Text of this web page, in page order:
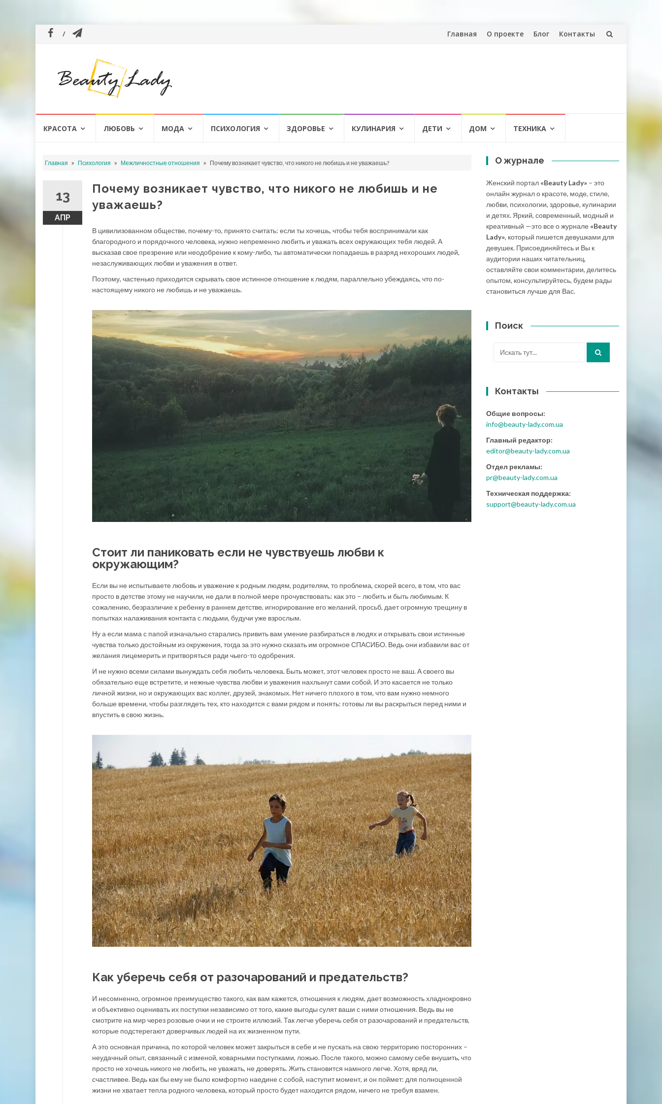
Перейти
Главная О проекте Блог Контакты
КРАСОТА ЛЮБОВЬ МОДА ПСИХОЛОГИЯ ЗДОРОВЬЕ КУЛИНАРИЯ ДЕТИ ДОМ ТЕХНИКА
Главная » Психология » Межличностные отношения » Почему возникает чувство, что никого не любишь и не уважаешь?
13
АПР
Почему возникает чувство, что никого не любишь и не
уважаешь?
В цивилизованном обществе, почему-то, принято считать: если ты хочешь, чтобы тебя воспринимали как
благородного и порядочного человека, нужно непременно любить и уважать всех окружающих тебя людей. А
высказав свое презрение или неодобрение к кому-либо, ты автоматически попадаешь в разряд нехороших людей,
незаслуживающих любви и уважения в ответ.
Поэтому, частенько приходится скрывать свое истинное отношение к людям, параллельно убеждаясь, что по-
настоящему никого не любишь и не уважаешь.
Стоит ли паниковать если не чувствуешь любви к
окружающим?
Если вы не испытываете любовь и уважение к родным людям, родителям, то проблема, скорей всего, в том, что вас
просто в детстве этому не научили, не дали в полной мере прочувствовать: как это – любить и быть любимым. К
сожалению, безразличие к ребенку в раннем детстве, игнорирование его желаний, просьб, дает огромную трещину в
попытках налаживания контакта с людьми, будучи уже взрослым.
Ну а если мама с папой изначально старались привить вам умение разбираться в людях и открывать свои истинные
чувства только достойным из окружения, тогда за это нужно сказать им огромное СПАСИБО. Ведь они избавили вас от
желания лицемерить и притворяться ради чьего-то одобрения.
И не нужно всеми силами вынуждать себя любить человека. Быть может, этот человек просто не ваш. А своего вы
обязательно еще встретите, и нежные чувства любви и уважения нахлынут сами собой. И это касается не только
личной жизни, но и окружающих вас коллег, друзей, знакомых. Нет ничего плохого в том, что вам нужно немного
больше времени, чтобы разглядеть тех, кто находится с вами рядом и понять: готовы ли вы раскрыться перед ними и
впустить в свою жизнь.
Как уберечь себя от разочарований и предательств?
И несомненно, огромное преимущество такого, как вам кажется, отношения к людям, дает возможность хладнокровно
и объективно оценивать их поступки независимо от того, какие выгоды сулят ваши с ними отношения. Ведь вы не
смотрите на мир через розовые очки и не строите иллюзий. Так легче уберечь себя от разочарований и предательств,
которые подстерегают доверчивых людей на их жизненном пути.
А это основная причина, по которой человек может закрыться в себе и не пускать на свою территорию посторонних –
неудачный опыт, связанный с изменой, коварными поступками, ложью. После такого, можно самому себе внушить, что
просто не хочешь никого не любить, не уважать, не доверять. Жить становится намного легче. Хотя, вряд ли,
счастливее. Ведь как бы ему не было комфортно наедине с собой, наступит момент, и он поймет: для полноценной
жизни не хватает тепла родного человека, который просто будет находится рядом, ничего не требуя взамен.
О журнале
Женский портал «Beauty Lady» – это
онлайн журнал о красоте, моде, стиле,
любви, психологии, здоровье, кулинарии
и детях. Яркий, современный, модный и
креативный —это все о журнале «Beauty
Lady», который пишется девушками для
девушек. Присоединяйтесь и Вы к
аудитории наших читательниц,
оставляйте свои комментарии, делитесь
опытом, консультируйтесь, будем рады
становиться лучше для Вас.
Поиск
Контакты
Общие вопросы:
info@beauty-lady.com.ua
Главный редактор:
editor@beauty-lady.com.ua
Отдел рекламы:
pr@beauty-lady.com.ua
Техническая поддержка:
support@beauty-lady.com.ua